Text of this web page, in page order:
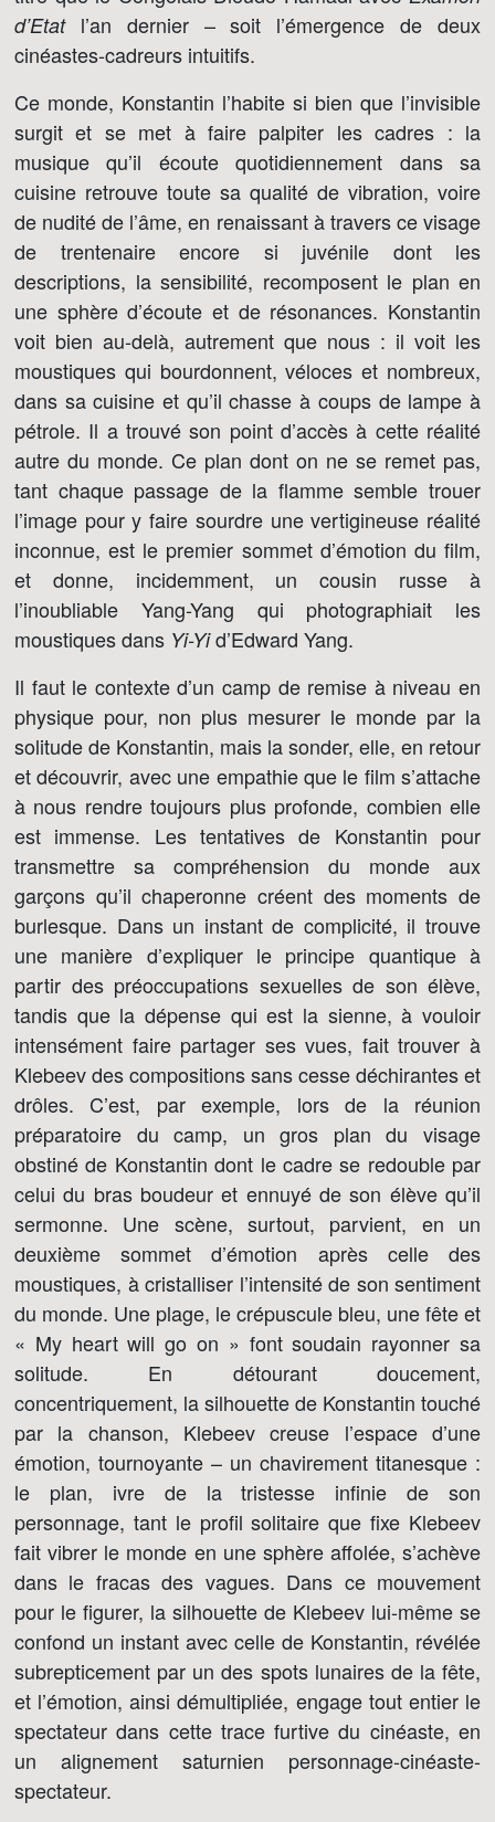
d’Etatl’an dernier – soit l’émergence de deux
cinéastes-cadreurs intuitifs.
Ce monde, Konstantin l’habite si bien que l’invisible
surgit et se met à faire palpiter les cadres : la
musique qu’il écoute quotidiennement dans sa
cuisine retrouve toute sa qualité de vibration, voire
de nudité de l’âme, en renaissant à travers ce visage
de trentenaire encore si juvénile dont les
descriptions, la sensibilité, recomposent le plan en
une sphère d’écoute et de résonances. Konstantin
voit bien au-delà, autrement que nous : il voit les
moustiques qui bourdonnent, véloces et nombreux,
dans sa cuisine et qu’il chasse à coups de lampe à
pétrole. Il a trouvé son point d’accès à cette réalité
autre du monde. Ce plan dont on ne se remet pas,
tant chaque passage de la flamme semble trouer
l’image pour y faire sourdre une vertigineuse réalité
inconnue, est le premier sommet d’émotion du film,
et donne, incidemment, un cousin russe à
l’inoubliable Yang-Yang qui photographiait les
moustiques dans Yi-Yid’Edward Yang.
Il faut le contexte d’un camp de remise à niveau en
physique pour, non plus mesurer le monde par la
solitude de Konstantin, mais la sonder, elle, en retour
et découvrir, avec une empathie que le film s’attache
à nous rendre toujours plus profonde, combien elle
est immense. Les tentatives de Konstantin pour
transmettre sa compréhension du monde aux
garçons qu’il chaperonne créent des moments de
burlesque. Dans un instant de complicité, il trouve
une manière d’expliquer le principe quantique à
partir des préoccupations sexuelles de son élève,
tandis que la dépense qui est la sienne, à vouloir
intensément faire partager ses vues, fait trouver à
Klebeev des compositions sans cesse déchirantes et
drôles. C’est, par exemple, lors de la réunion
préparatoire du camp, un gros plan du visage
obstiné de Konstantin dont le cadre se redouble par
celui du bras boudeur et ennuyé de son élève qu’il
sermonne. Une scène, surtout, parvient, en un
deuxième sommet d’émotion après celle des
moustiques, à cristalliser l’intensité de son sentiment
du monde. Une plage, le crépuscule bleu, une fête et
« My heart will go on » font soudain rayonner sa
solitude. En détourant doucement,
concentriquement, la silhouette de Konstantin touché
par la chanson, Klebeev creuse l’espace d’une
émotion, tournoyante – un chavirement titanesque :
le plan, ivre de la tristesse infinie de son
personnage, tant le profil solitaire que fixe Klebeev
fait vibrer le monde en une sphère affolée, s’achève
dans le fracas des vagues. Dans ce mouvement
pour le figurer, la silhouette de Klebeev lui-même se
confond un instant avec celle de Konstantin, révélée
subrepticement par un des spots lunaires de la fête,
et l’émotion, ainsi démultipliée, engage tout entier le
spectateur dans cette trace furtive du cinéaste, en
un alignement saturnien personnage-cinéaste-
spectateur.